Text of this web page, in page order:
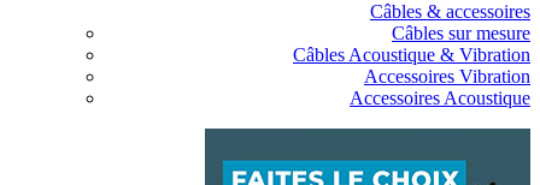
Câbles & accessoires
Câbles sur mesure
Câbles Acoustique & Vibration
Accessoires Vibration
Accessoires Acoustique